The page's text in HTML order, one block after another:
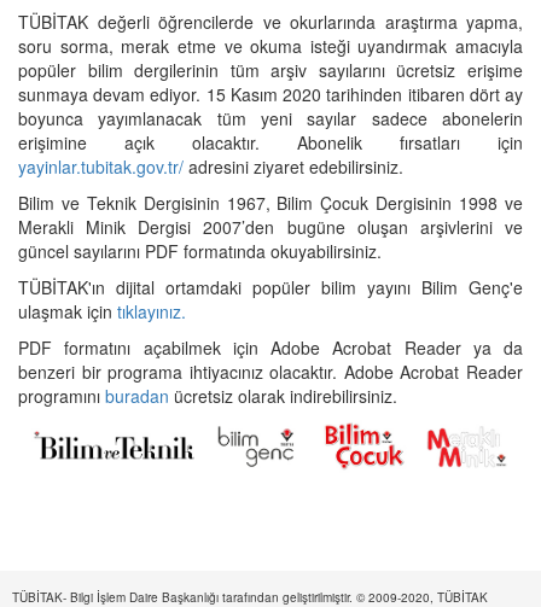
TÜBİTAK değerli öğrencilerde ve okurlarında araştırma yapma,
soru sorma, merak etme ve okuma isteği uyandırmak amacıyla
popüler bilim dergilerinin tüm arşiv sayılarını ücretsiz erişime
sunmaya devam ediyor. 15 Kasım 2020 tarihinden itibaren dört ay
boyunca yayımlanacak tüm yeni sayılar sadece abonelerin
erişimine açık olacaktır. Abonelik fırsatları için
yayinlar.tubitak.gov.tr/ adresini ziyaret edebilirsiniz.
Bilim ve Teknik Dergisinin 1967, Bilim Çocuk Dergisinin 1998 ve
Merakli Minik Dergisi 2007’den bugüne oluşan arşivlerini ve
güncel sayılarını PDF formatında okuyabilirsiniz.
TÜBİTAK'ın dijital ortamdaki popüler bilim yayını Bilim Genç'e
ulaşmak için tıklayınız.
PDF formatını açabilmek için Adobe Acrobat Reader ya da
benzeri bir programa ihtiyacınız olacaktır. Adobe Acrobat Reader
programını buradan ücretsiz olarak indirebilirsiniz.
TÜBİTAK- Bilgi İşlem Daire Başkanlığı tarafından geliştirilmiştir. © 2009-2020, TÜBİTAK